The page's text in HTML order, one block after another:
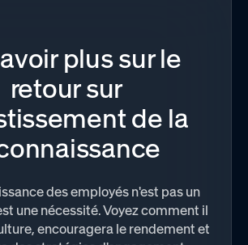
plus sur le
retour sur
de la
des employés n'est pas un
une nécessité. Voyez comment il
encouragera le rendement et